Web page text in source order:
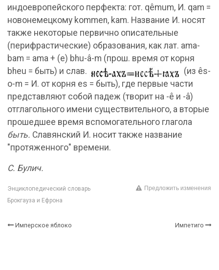
индоевропейского перфекта: гот. qêmum, И. qam =
новонемецкому kommen, kam. Название И. носят
также некоторые первично описательные
(перифрастические) образования, как лат. ama-
bam = ama + (e) bhu-â-m (прош. время от корня
bheu = быть) и слав.
(из ês-
o-m = И. от корня es = быть), где первые части
представляют собой падеж (творит на -ê и -â)
отглагольного имени существительного, а вторые
прошедшее время вспомогательного глагола
быть. Славянский И. носит также название
"протяженного" времени.
С. Булич.
Энциклопедический словарь
Брокгауза и Ефрона
Предложить изменения
Имперское яблоко Импетиго